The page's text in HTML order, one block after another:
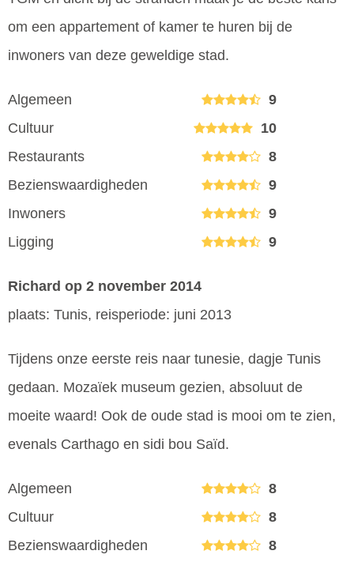
om een appartement of kamer te huren bij de
inwoners van deze geweldige stad.
Algemeen
9
Cultuur
10
Restaurants
8
Bezienswaardigheden
9
Inwoners
9
Ligging
9
Richard op 2 november 2014
plaats: Tunis, reisperiode: juni 2013
Tijdens onze eerste reis naar tunesie, dagje Tunis
gedaan. Mozaïek museum gezien, absoluut de
moeite waard! Ook de oude stad is mooi om te zien,
evenals Carthago en sidi bou Saïd.
Algemeen
8
Cultuur
8
Bezienswaardigheden
8